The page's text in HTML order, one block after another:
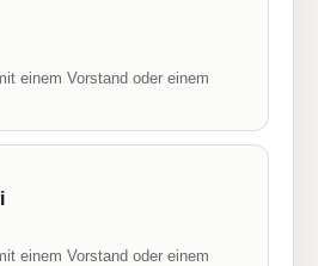
einem Vorstand oder einem
einem Vorstand oder einem